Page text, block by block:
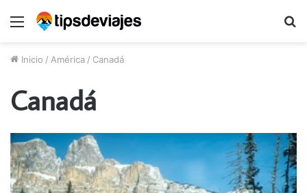
Menú
Inicio / América / Canadá
Canadá